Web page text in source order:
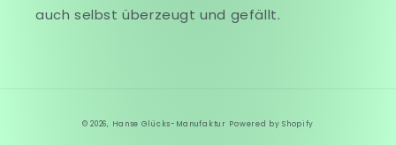
auch selbst überzeugt und gefällt.
© 2026, Hanse Glücks-Manufaktur Powered by Shopify